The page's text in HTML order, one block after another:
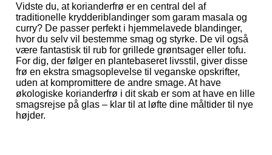
Vidste du, at korianderfrø er en central del af
traditionelle krydderiblandinger som garam masala og
curry? De passer perfekt i hjemmelavede blandinger,
hvor du selv vil bestemme smag og styrke. De vil også
være fantastisk til rub for grillede grøntsager eller tofu.
For dig, der følger en plantebaseret livsstil, giver disse
frø en ekstra smagsoplevelse til veganske opskrifter,
uden at kompromittere de andre smage. At have
økologiske korianderfrø i dit skab er som at have en lille
smagsrejse på glas – klar til at løfte dine måltider til nye
højder.